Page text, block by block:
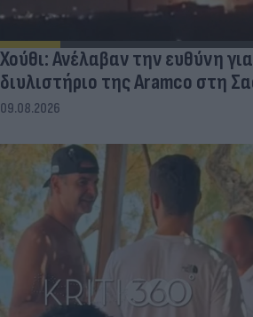
Χούθι: Ανέλαβαν την ευθύνη
διυλιστήριο της Aramco στη
09.08.2026